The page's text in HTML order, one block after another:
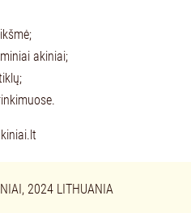
akiniai;
2024 LITHUANIA